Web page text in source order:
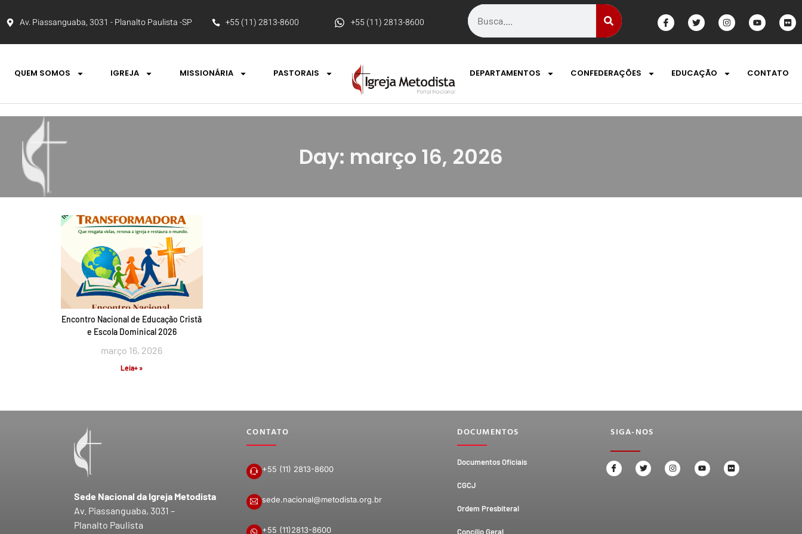
Av. Piassanguaba, 3031 - Planalto Paulista -SP +55 (11) 2813-8600 +55 (11) 2813-8600
QUEM SOMOS IGREJA MISSIONÁRIA PASTORAIS DEPARTAMENTOS CONFEDERAÇÕES EDUCAÇÃO CONTATO
Day: março 16, 2026
Encontro Nacional de Educação Cristã
e Escola Dominical 2026
março 16, 2026
Leia+ »
Sede Nacional da Igreja Metodista
Av. Piassanguaba, 3031 –
Planalto Paulista
CONTATO
+55 (11) 2813-8600
sede.nacional@metodista.org.br
+55 (11)2813-8600
DOCUMENTOS
Documentos Oficiais
CGCJ
Ordem Presbiteral
Concílio Geral
SIGA-NOS